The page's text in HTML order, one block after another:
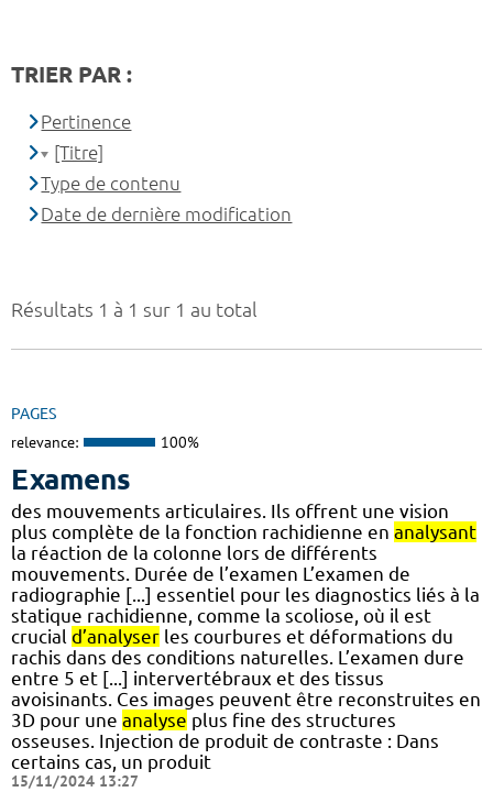
Résultats 1 à 1 sur 1 au total
PAGES
relevance: 100%
Examens
des mouvements articulaires. Ils offrent une vision
plus complète de la fonction rachidienne en analysant
la réaction de la colonne lors de différents
mouvements. Durée de l’examen L’examen de
radiographie [...] essentiel pour les diagnostics liés à la
statique rachidienne, comme la scoliose, où il est
crucial d’analyser les courbures et déformations du
rachis dans des conditions naturelles. L’examen dure
entre 5 et [...] intervertébraux et des tissus
avoisinants. Ces images peuvent être reconstruites en
3D pour une analyse plus fine des structures
osseuses. Injection de produit de contraste : Dans
certains cas, un produit
15/11/2024 13:27
TRIER PAR :
Pertinence
[Titre]
Type de contenu
Date de dernière modification